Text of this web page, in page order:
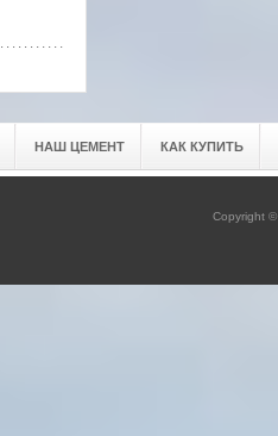
НАШ ЦЕМЕНТ КАК КУПИТЬ
Copyright